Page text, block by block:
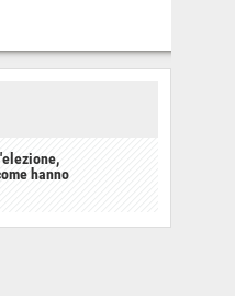
hanno